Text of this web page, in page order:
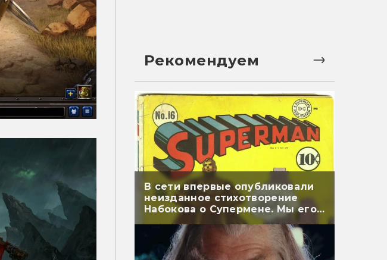
Рекомендуем
В сети впервые опубликовали
неизданное стихотворение
Набокова о Супермене. Мы его
перевели